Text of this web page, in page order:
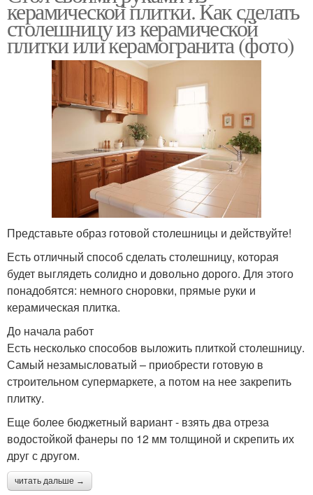
керамической плитки. Как сделать
столешницу из керамической
плитки или керамогранита (фото)
Представьте образ готовой столешницы и действуйте!
Есть отличный способ сделать столешницу, которая
будет выглядеть солидно и довольно дорого. Для этого
понадобятся: немного сноровки, прямые руки и
керамическая плитка.
До начала работ
Есть несколько способов выложить плиткой столешницу.
Самый незамысловатый – приобрести готовую в
строительном супермаркете, а потом на нее закрепить
плитку.
Еще более бюджетный вариант - взять два отреза
водостойкой фанеры по 12 мм толщиной и скрепить их
друг с другом.
читать дальше →